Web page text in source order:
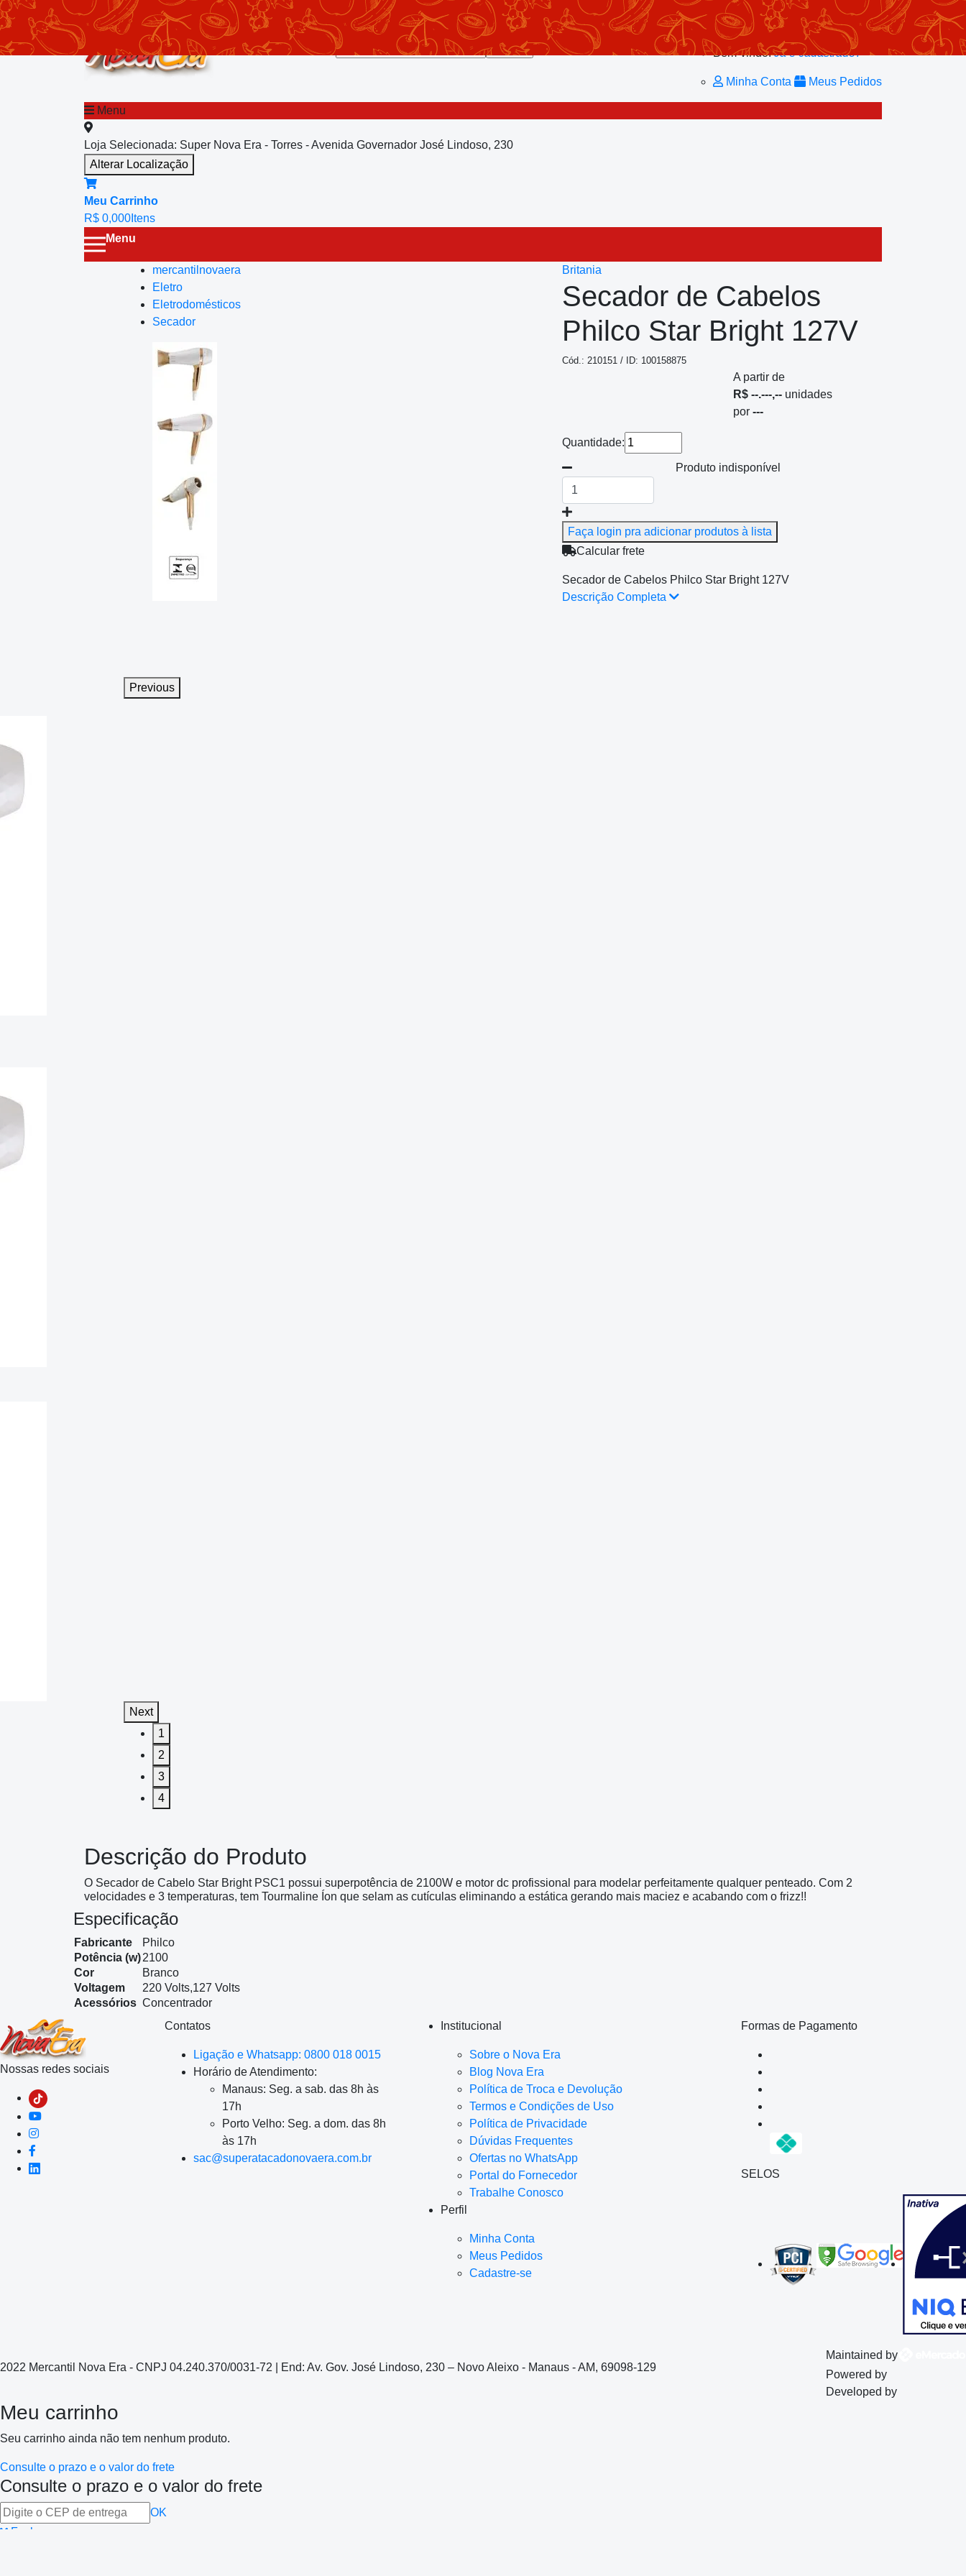
Repetir Pedido
Minha Conta
Bem-vindo!Já é cadastrado?
Minha Conta Meus Pedidos
Menu
Loja Selecionada: Super Nova Era - Torres - Avenida Governador José Lindoso, 230
Alterar Localização
Meu Carrinho
R$ 0,000 Itens
Menu
mercantilnovaera
Eletro
Eletrodomésticos
Secador
Previous
Next
1
2
3
4
Britania
Secador de Cabelos
Philco Star Bright 127V
Cód.: 210151 / ID: 100158875
A partir de
R$ --.---,--unidades
por ---
Quantidade:
Produto indisponível
Faça login pra adicionar produtos à lista
Calcular frete
Secador de Cabelos Philco Star Bright 127V
Descrição Completa
Descrição do Produto
O Secador de Cabelo Star Bright PSC1 possui superpotência de 2100W e motor dc profissional para modelar perfeitamente qualquer penteado. Com 2
velocidades e 3 temperaturas, tem Tourmaline Íon que selam as cutículas eliminando a estática gerando mais maciez e acabando com o frizz!!
Especificação
Fabricante
Philco
Potência (w)2100
Cor
Branco
Voltagem
220 Volts,127 Volts
Acessórios Concentrador
Nossas redes sociais
Contatos
Ligação e Whatsapp: 0800 018 0015
Horário de Atendimento:
Manaus: Seg. a sab. das 8h às
17h
Porto Velho: Seg. a dom. das 8h
às 17h
sac@superatacadonovaera.com.br
Institucional
Sobre o Nova Era
Blog Nova Era
Política de Troca e Devolução
Termos e Condições de Uso
Política de Privacidade
Dúvidas Frequentes
Ofertas no WhatsApp
Portal do Fornecedor
Trabalhe Conosco
Perfil
Minha Conta
Meus Pedidos
Cadastre-se
Formas de Pagamento
SELOS
2022 Mercantil Nova Era - CNPJ 04.240.370/0031-72 | End: Av. Gov. José Lindoso, 230 – Novo Aleixo - Manaus - AM, 69098-129
Maintained by
Powered by
Developed by
Meu carrinho
Seu carrinho ainda não tem nenhum produto.
Consulte o prazo e o valor do frete
Consulte o prazo e o valor do frete
OK
Fechar